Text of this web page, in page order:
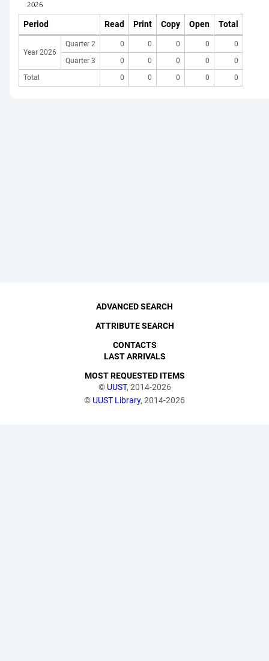
Period Read Print Copy Open Total
Year 2026
Quarter 2 0 0 0 0
0
Quarter 3
0 0 0 0
0
Total
0 0 0 0 0
© UUST, 2014-2026
© UUST Library, 2014-2026
ADVANCED SEARCH
ATTRIBUTE SEARCH
CONTACTS
LAST ARRIVALS
MOST REQUESTED ITEMS